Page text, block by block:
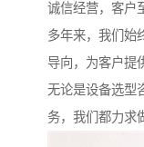
诚信经营，客户
多年来，我们始
导向，为客户提
无论是设备选型
务，我们都力求